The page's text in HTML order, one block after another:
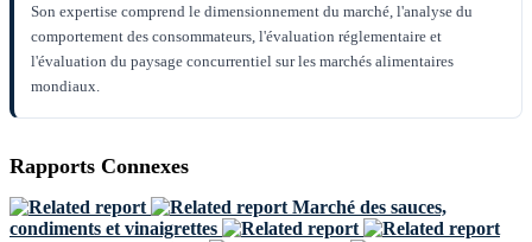
Son expertise comprend le dimensionnement du marché, l'analyse du
comportement des consommateurs, l'évaluation réglementaire et
l'évaluation du paysage concurrentiel sur les marchés alimentaires
mondiaux.
Rapports Connexes
Marché des sauces,
condiments et vinaigrettes